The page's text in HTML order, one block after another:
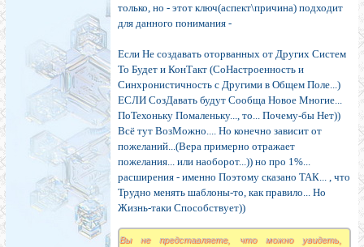
только, но - этот ключ(аспект\причина) подходит
для данного понимания -
Если Не создавать оторванных от Других Систем
То Будет и КонТакт (СоНастроенность и
Синхронистичность с Другими в Общем Поле...)
ЕСЛИ СозДавать будут Сообща Новое Многие...
ПоТехоньку Помаленьку..., то... Почему-бы Нет))
Всё тут ВозМожно.... Но конечно зависит от
пожеланий...(Вера примерно отражает
пожелания... или наоборот...)) но про 1%...
расширения - именно Поэтому сказано ТАК... , что
Трудно менять шаблоны-то, как правило... Но
Жизнь-таки Способствует))
Вы не представляете, что можно увидеть,